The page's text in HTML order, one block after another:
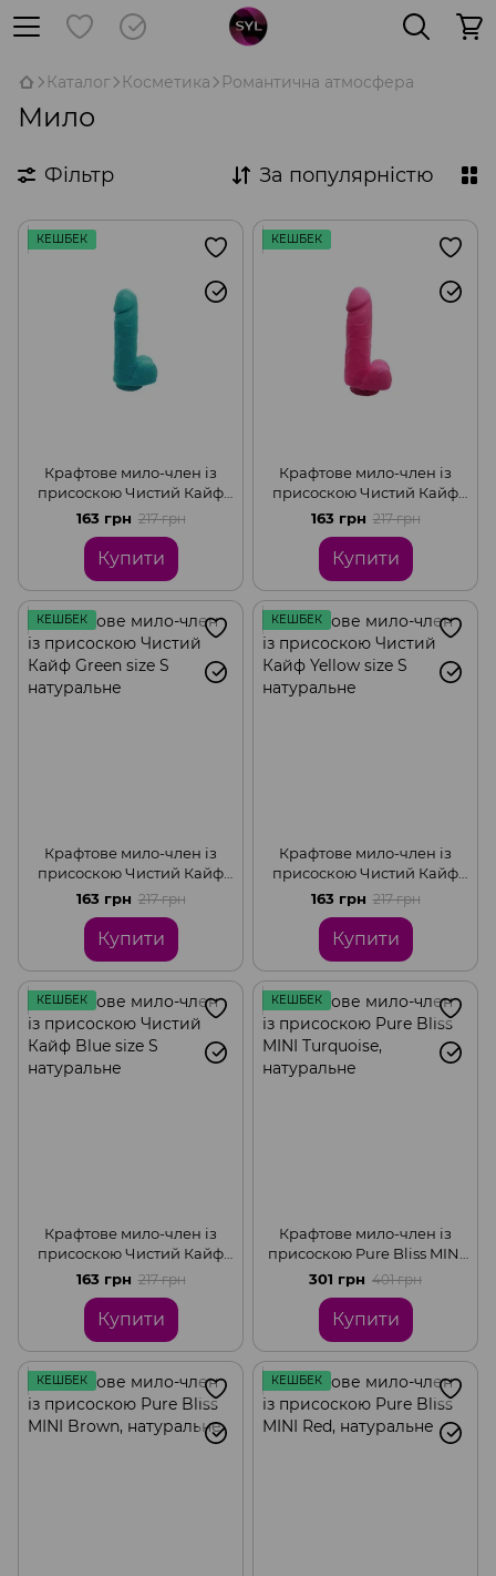
Каталог Косметика Романтична атмосфера
Мило
Фільтр За популярністю
КЕШБЕК
Крафтове мило-член із
присоскою Чистий Кайф
Turquoise size S натуральне
163 грн 217 грн
Купити
КЕШБЕК
Крафтове мило-член із
присоскою Чистий Кайф
Pink size S натуральне
163 грн 217 грн
Купити
КЕШБЕК
Крафтове мило-член із
присоскою Чистий Кайф
Green size S натуральне
163 грн 217 грн
Купити
КЕШБЕК
Крафтове мило-член із
присоскою Чистий Кайф
Yellow size S натуральне
163 грн 217 грн
Купити
КЕШБЕК
Крафтове мило-член із
присоскою Чистий Кайф
Blue size S натуральне
163 грн 217 грн
Купити
КЕШБЕК
Крафтове мило-член із
присоскою Pure Bliss MINI
Turquoise, натуральне
301 грн 401 грн
Купити
КЕШБЕК КЕШБЕК